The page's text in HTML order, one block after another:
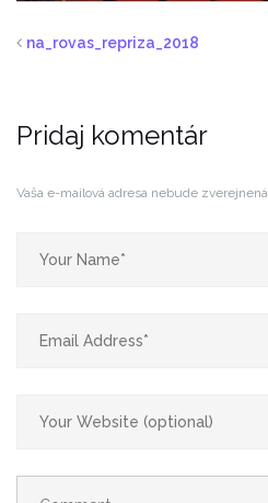
na_rovas_repriza_2018
Pridaj komentár
Vaša e-mailová adresa nebude zverejnená.